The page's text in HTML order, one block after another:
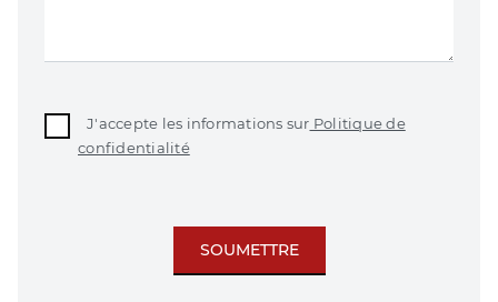
J'accepte les informations sur Politique de
confidentialité
SOUMETTRE